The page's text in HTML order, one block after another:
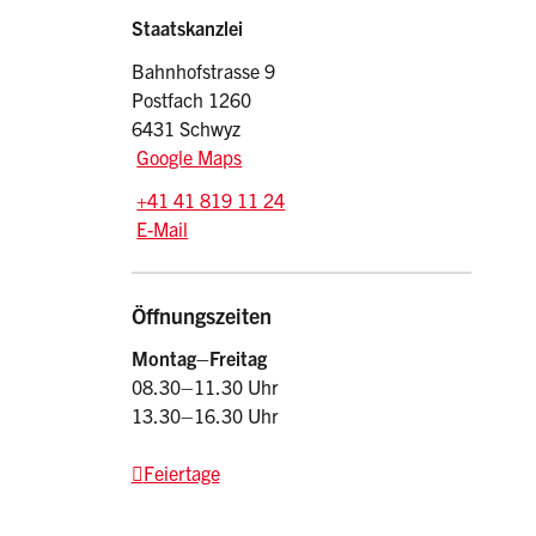
Sidebar
Adresse
Staatskanzlei
Bahnhofstrasse 9
Postfach 1260
6431 Schwyz
Google Maps
Tel.:
+41 41 819 11 24
E-Mail: srsz
E-Mail
Öffnungszeiten
Montag–Freitag
08.30–11.30 Uhr
13.30–16.30 Uhr
Feiertage